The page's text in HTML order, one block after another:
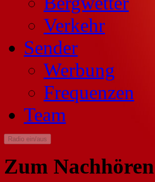
Verkehr
Sender
Werbung
Frequenzen
Team
Radio ein/aus
Zum